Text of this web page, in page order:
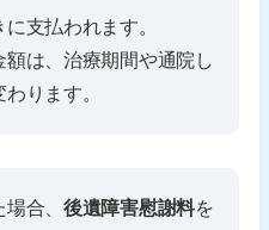
に支払われます。
額は、治療期間や通院し
ります。
場合、後遺障害慰謝料を